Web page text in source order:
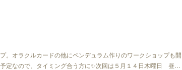
。オラクルカードの他にペンデュラム作りのワークショップも開
定なので、タイミング合う方に✨次回は５月１４日木曜日 昼…